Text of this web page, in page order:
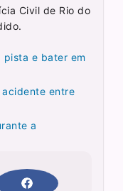
Civil de Rio do
e bater em
acidente entre
a